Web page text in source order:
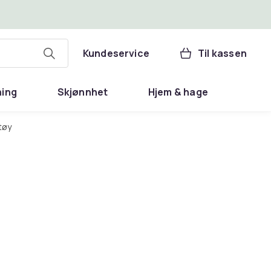
Kundeservice Til kassen
Skjønnhet Hjem & hage